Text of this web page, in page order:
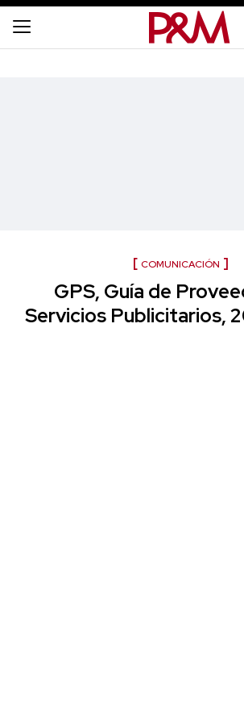
COMUNICACIÓN
GPS, Guía de
Servicios Publicitarios,